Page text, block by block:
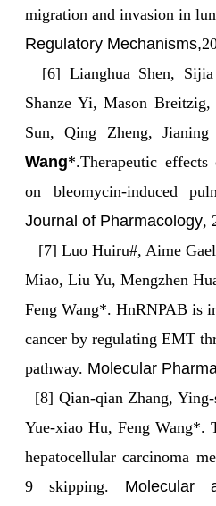
migration and invasion in
Regulatory Mechanisms,
[6] Lianghua Shen,
Shanze Yi, Mason
Sun, Qing Zheng,
Wang*.Therapeutic
on bleomycin-induced
Journal of Pharmacology,
[7] Luo Huiru#, Aime Gael
Miao, Liu Yu, Mengzhen
Feng Wang*. HnRNPAB is
cancer by regulating EMT
pathway. Molecular
[8] Qian‑qian Zhang,
Yue‑xiao Hu, Feng Wang*.
hepatocellular carcinoma
9 skipping. Molecular